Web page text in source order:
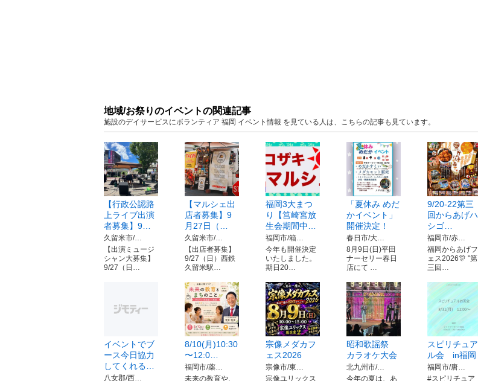
地域/お祭りのイベントの関連記事
施設のデイサービスにボランティア 福岡 イベント情報 を見ている人は、こちらの記事も見ています。
【行政公認路
上ライブ出演
者募集】9…
久留米市/…
【出演ミュージ
シャン大募集】
9/27（日…
【マルシェ出
店者募集】9
月27日（…
久留米市/…
【出店者募集】
9/27（日）西鉄
久留米駅…
福岡3大まつ
り【筥崎宮放
生会期間中…
福岡市/箱…
今年も開催決定
いたしました。
期日20…
「夏休み めだ
かイベント」
開催決定！
春日市/大…
8月9日(日)平田
ナーセリー春日
店にて …
9/20-22第三
回からあげハ
シゴ…
福岡市/赤…
福岡からあげフ
ェス2026🎊 "第
三回…
イベントでブ
ース今日協力
してくれる…
八女郡/西…
8/10(月)10:30
〜12:0…
福岡市/薬…
未来の教育や、
宗像メダカフ
ェス2026
宗像市/東…
宗像ユリックス
昭和歌謡祭
カラオケ大会
北九州市/…
今年の夏は、あ
スピリチュア
ル会 in福岡
福岡市/唐…
#スピリチュア